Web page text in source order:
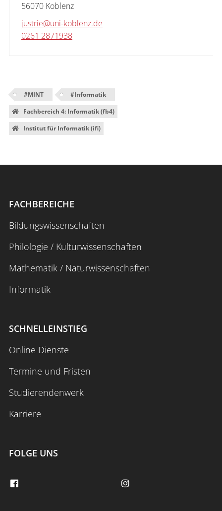
56070 Koblenz
justrie@uni-koblenz.de
0261 2871938
#MINT #Informatik
Fachbereich 4: Informatik (fb4)
Institut für Informatik (ifi)
FACHBEREICHE
Bildungswissenschaften
Philologie / Kulturwissenschaften
Mathematik / Naturwissenschaften
Informatik
SCHNELLEINSTIEG
Online Dienste
Termine und Fristen
Studierendenwerk
Karriere
FOLGE UNS